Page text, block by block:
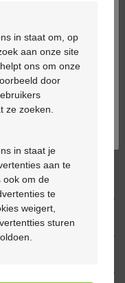
volgende
in staat om, op
aan onze site
ons om onze
door
ze zoeken.
in staat je
aan te
ook om de
te
weigert,
sturen